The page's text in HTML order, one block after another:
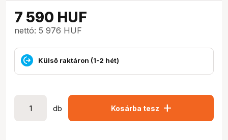
7 590 HUF
nettó: 5 976 HUF
Külső raktáron (1-2 hét)
db Kosárba tesz add